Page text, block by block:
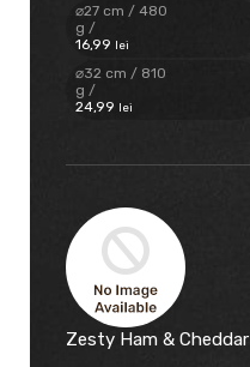
⌀27 cm / 480
g /
16,99 lei
⌀32 cm / 810
g /
24,99 lei
Zesty Ham & Cheddar